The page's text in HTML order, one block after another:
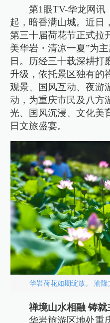
第1眼TV-华龙网讯
起，暗香满山城。近日
第三十届荷花节正式拉
美华岩・清凉一夏”为
日。历经三十载深耕打
升级，依托景区独有的
观景、国风互动、夜游
动，为重庆市民及八方
光、国风沉浸、文化美
日文旅盛宴。
华岩荷花如期绽放。 渝
禅境山水相融 铸
华岩旅游区地处重